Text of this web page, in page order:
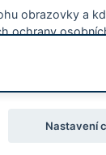
obrazovky a
ochrany
Nastavení